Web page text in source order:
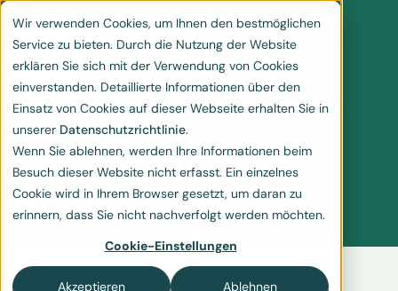
Wir verwenden Cookies, um Ihnen den bestmöglichen
Service zu bieten. Durch die Nutzung der Website
erklären Sie sich mit der Verwendung von Cookies
einverstanden. Detaillierte Informationen über den
Einsatz von Cookies auf dieser Webseite erhalten Sie in
unserer Datenschutzrichtlinie.
Wenn Sie ablehnen, werden Ihre Informationen beim
Besuch dieser Website nicht erfasst. Ein einzelnes
Cookie wird in Ihrem Browser gesetzt, um daran zu
erinnern, dass Sie nicht nachverfolgt werden möchten.
Cookie-Einstellungen
Akzeptieren Ablehnen
FM Kirnbauer AG